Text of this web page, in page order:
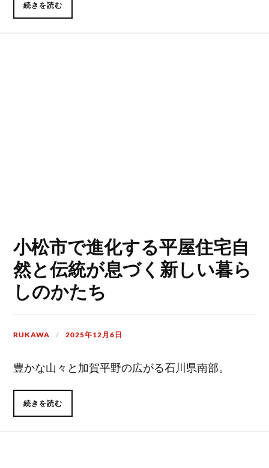
続きを読む
小松市で進化する平屋住宅自
然と伝統が息づく新しい暮ら
しのかたち
RUKAWA 2025年12月6日
豊かな山々と加賀平野の広がる石川県南部。
続きを読む